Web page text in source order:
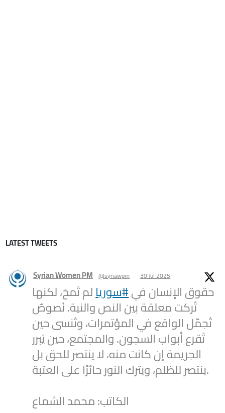
LATEST TWEETS
Syrian Women PM @syriawpm · 30 Jul 2025
حقوق الإنسان في#سوريالم تُمحَ، لكنها
تُركت معلقة بين النص والنية. نُصوصٌ
تُجمّل الواقع في المؤتمرات، وتُنسى حين
تُقرع أبواب السجون. والمجتمع، حين يُبرر
الجريمة إن كانت منه، لا ينتصر للحق بل
ينتصر للظلم، ويترك النور حائرًا على العتبة.
الكاتب: محمد الشماع